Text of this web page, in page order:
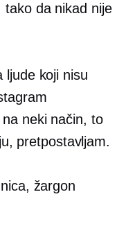
da nikad nije
ljude koji nisu
neki način, to
pretpostavljam.
žargon